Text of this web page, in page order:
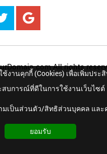
All rights
งานคุกกี้ (Cookies) เพื่อเพิ่มประ
สบการณ์ที่ดีในการใช้งานเว็บไซต์
มเป็นส่วนตัว/สิทธิส่วนบุคคล และ
ยอมรับ